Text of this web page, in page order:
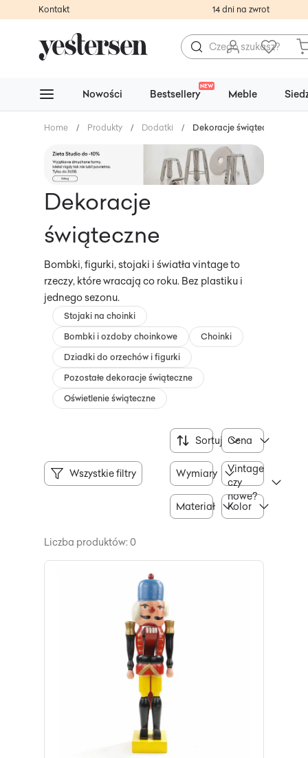
Kontakt 14 dni na zwrot
Nowości Bestsellery
NEW
Meble
Home / Produkty / Dodatki / Dekoracje świąteczne
Dekoracje
świąteczne
Bombki, figurki, stojaki i światła vintage to
rzeczy, które wracają co roku. Bez plastiku i
jednego sezonu.
Stojaki na choinki
Bombki i ozdoby choinkowe
Choinki
Dziadki do orzechów i figurki
Pozostałe dekoracje świąteczne
Oświetlenie świąteczne
Wszystkie filtry
Sortuj Cena
Wymiary
Vintage
czy
nowe?
Materiał Kolor
Liczba produktów: 0